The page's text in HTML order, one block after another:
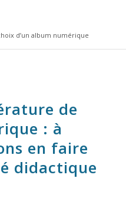
d’un album numérique
de
: à
en faire
didactique